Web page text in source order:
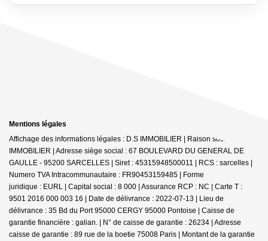
Mentions légales
Affichage des informations légales : D.S IMMOBILIER | Raison sociale : DS
IMMOBILIER | Adresse siège social : 67 BOULEVARD DU GENERAL DE
GAULLE - 95200 SARCELLES | Siret : 45315948500011 | RCS : sarcelles |
Numero TVA Intracommunautaire : FR90453159485 | Forme
juridique : EURL | Capital social : 8 000 | Assurance RCP : NC | Carte T :
9501 2016 000 003 16 | Date de délivrance : 2022-07-13 | Lieu de
délivrance : 35 Bd du Port 95000 CERGY 95000 Pontoise | Caisse de
garantie financière : galian. | N° de caisse de garantie : 26234 | Adresse
caisse de garantie : 89 rue de la boetie 75008 Paris | Montant de la garantie